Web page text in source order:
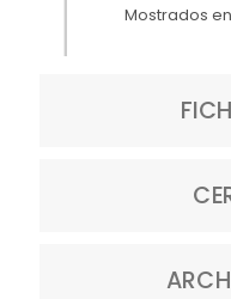
Mostrados